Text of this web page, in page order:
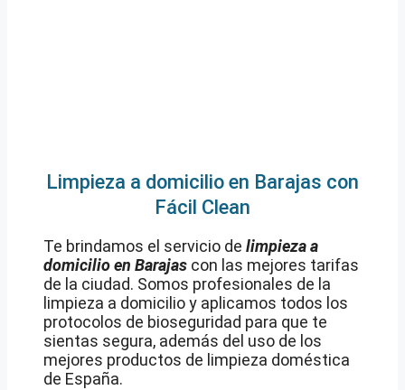
Limpieza a domicilio en Barajas con
Fácil Clean
Te brindamos el servicio de limpieza a
domicilio en Barajas con las mejores tarifas
de la ciudad. Somos profesionales de la
limpieza a domicilio y aplicamos todos los
protocolos de bioseguridad para que te
sientas segura, además del uso de los
mejores productos de limpieza doméstica
de España.